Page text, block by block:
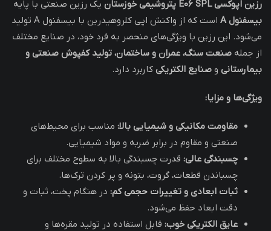
رزین اپوکسی E06 SPL پتروشیمی خوزستان
یک رزین صنعتی با پایه
بیسفنول A
است که از واکنش اپی کلروهیدرین با بیسفنول A تولید
می‌شود. این رزین با ویژگی‌های منحصر به فرد خود، در صنایع مختلف
از جمله صنعت سنگ، عمران و ساختمان، تولید کفپوش صنعتی و
بیمارستانی و صنایع الکتریکی کاربرد دارد.
ویژگی‌ها و مزایا:
مقاومت مکانیکی و شیمیایی بالا: مناسب برای محیط‌های
صنعتی و مقاوم در برابر ضربه و مواد شیمیایی.
چسبندگی عالی: قدرت چسبندگی بالا به سطوح مختلف برای
چسباندن قطعات، گروت، بتونه و پر کردن ترک‌ها.
ثبات ابعادی و تغییرات حجمی کم: در هنگام پخت، ثبات و
دقت ابعاد حفظ می‌شود.
عایق الکتریکی خوب: قابل استفاده در تولید مقره‌ها و